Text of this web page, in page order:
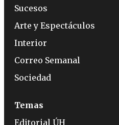
Sucesos
Arte y Espectáculos
Interior
Correo Semanal
Sociedad
Temas
Editorial ÚH